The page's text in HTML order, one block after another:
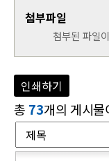
첨부파일
첨부된 파일
인쇄하기
총 73개의 게시